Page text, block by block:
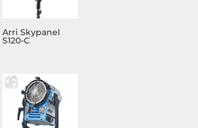
Arri Skypanel
S120-C